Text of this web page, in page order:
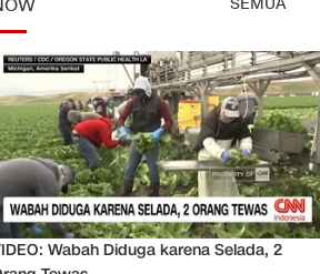
Wabah Diduga karena Selada, 2